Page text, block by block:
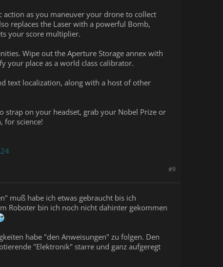
as you maneuver your drone to collect
replaces the Laser with a powerful Bomb,
your score multiplier.
Wipe out the Aperture Storage annex with
your place as a world class calibrator.
text localization, along with a host of other
strap on your headset, grab your Nobel Prize or
for science!
#9
muß habe ich etwas gebraucht bis ich
Roboter bin ich noch nicht dahinter gekommen
habe "den Anweisungen" zu folgen. Den
"Elektronik" starre und ganz aufgeregt